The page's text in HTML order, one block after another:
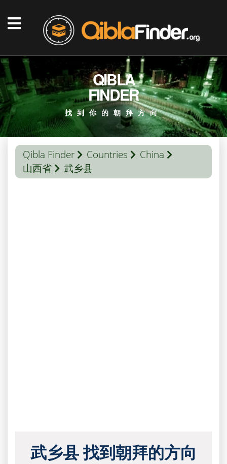
QIBLA
FINDER
找到你的朝拜方向
Qibla Finder Countries
China
山西省
武乡县
武乡县 找到朝拜的方向